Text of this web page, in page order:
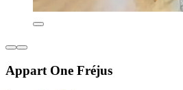
Appart One Fréjus